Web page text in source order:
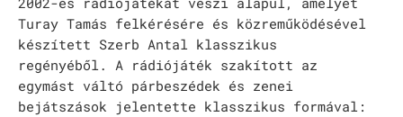
Turay Tamás felkérésére és közreműködésével
készített Szerb Antal klasszikus
regényéből. A rádiójáték szakított az
egymást váltó párbeszédek és zenei
bejátszások jelentette klasszikus formával: